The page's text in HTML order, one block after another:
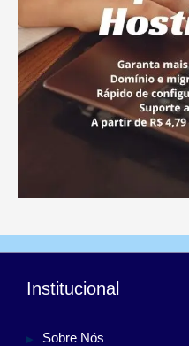
Institucional
Sobre Nós